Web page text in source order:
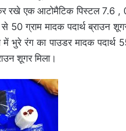
रखे एक आटोमैटिक पिस्टल 7.6 ,
50 ग्राम मादक पदार्थ ब्राउन
भुरे रंग का पाउडर मादक पदार्थ
शूगर मिला।